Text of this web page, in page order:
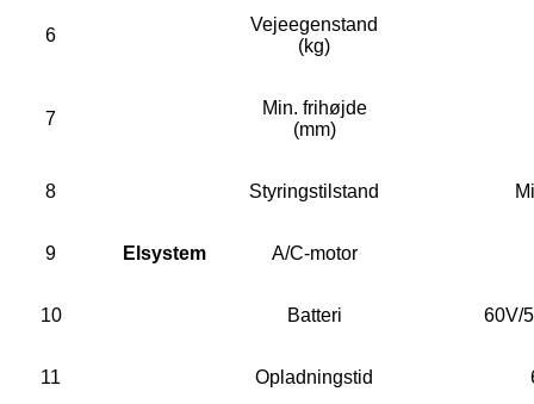
6
Vejeegenstand
(kg)
7
Min. frihøjde
(mm)
8 Styringstilstand
9 Elsystem A/C-motor
10 Batteri 60V/
11 Opladningstid